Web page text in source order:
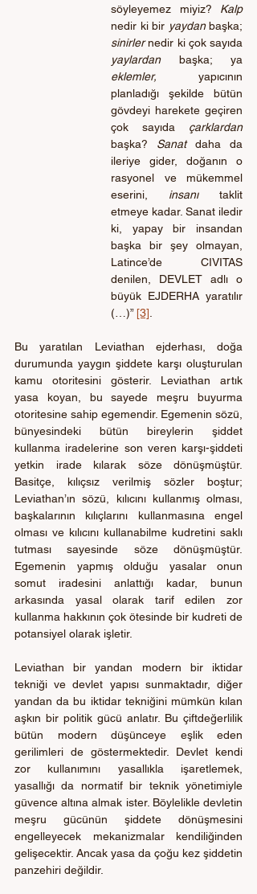
söyleyemez miyiz?
Kalp
nedir ki bir yaydan
sinirler
yaylardan
eklemler, yapıcının
planladığı şekilde bütün
gövdeyi harekete geçiren
çok sayıda
çarklardan
başka? Sanat daha da
ileriye gider, doğanın o
rasyonel ve mükemmel
eserini, insanı taklit
etmeye kadar. Sanat iledir
ki, yapay bir insandan
başka bir şey olmayan,
Latince’de CIVITAS
denilen, DEVLET adlı o
büyük EJDERHA yaratılır
(…)” [3]
Bu yaratılan Leviathan ejderhası, doğa
durumunda yaygın şiddete karşı oluşturulan
kamu otoritesini gösterir. Leviathan artık
yasa koyan, bu sayede meşru buyurma
otoritesine sahip egemendir. Egemenin sözü,
bünyesindeki bütün bireylerin şiddet
kullanma iradelerine son veren karşı-şiddeti
yetkin irade kılarak söze dönüşmüştür.
Basitçe, kılıçsız verilmiş sözler boştur;
Leviathan’ın sözü, kılıcını kullanmış olması,
başkalarının kılıçlarını kullanmasına engel
olması ve kılıcını kullanabilme kudretini saklı
tutması sayesinde söze dönüşmüştür.
Egemenin yapmış olduğu yasalar onun
somut iradesini anlattığı kadar, bunun
arkasında yasal olarak tarif edilen zor
kullanma hakkının çok ötesinde bir kudreti de
potansiyel olarak işletir.
Leviathan bir yandan modern bir iktidar
tekniği ve devlet yapısı sunmaktadır, diğer
yandan da bu iktidar tekniğini mümkün kılan
aşkın bir politik gücü anlatır. Bu çiftdeğerlilik
bütün modern düşünceye eşlik eden
gerilimleri de göstermektedir. Devlet kendi
zor kullanımını yasallıkla işaretlemek,
yasallığı da normatif bir teknik yönetimiyle
güvence altına almak ister. Böylelikle devletin
meşru gücünün şiddete dönüşmesini
engelleyecek mekanizmalar kendiliğinden
gelişecektir. Ancak yasa da çoğu kez şiddetin
panzehiri değildir.